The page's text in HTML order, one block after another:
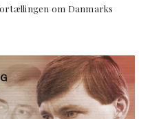
om Danmarks